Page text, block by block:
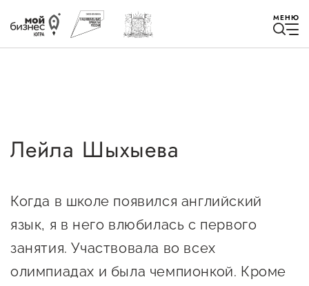
МЕНЮ
Избранное
Истории успеха
Мероприятия
Лейла Шыхыева
Когда в школе появился английский
язык, я в него влюбилась с первого
занятия. Участвовала во всех
олимпиадах и была чемпионкой. Кроме